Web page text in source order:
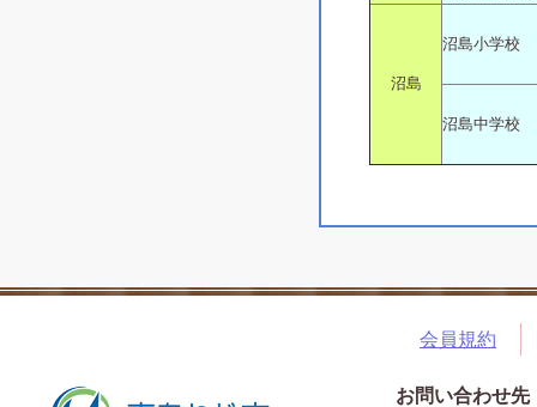
沼島
沼島小学校
沼島中学校
会員規約
お問い合わせ先